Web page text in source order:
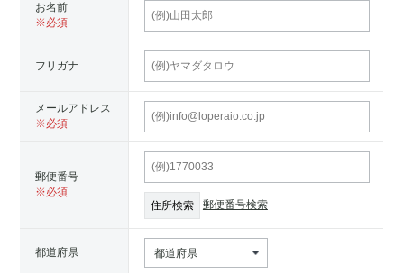
お名前
フリガナ
メールアドレス
郵便番号
郵便番号検索
都道府県 都道府県